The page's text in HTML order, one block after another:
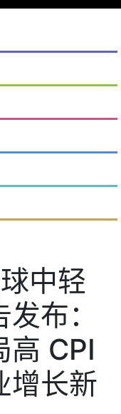
中轻
布：
高 CPI
增长新